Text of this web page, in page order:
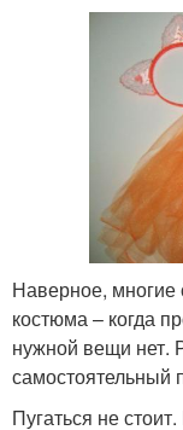
Наверное, многие
костюма – когда
нужной вещи нет.
самостоятельный
Пугаться не